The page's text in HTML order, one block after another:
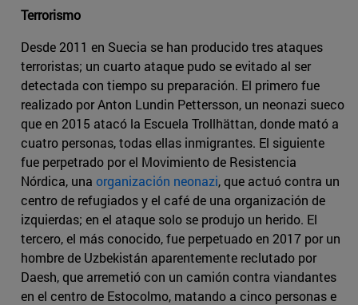
Terrorismo
Desde 2011 en Suecia se han producido tres ataques
terroristas; un cuarto ataque pudo se evitado al ser
detectada con tiempo su preparación. El primero fue
realizado por Anton Lundin Pettersson, un neonazi sueco
que en 2015 atacó la Escuela Trollhättan, donde mató a
cuatro personas, todas ellas inmigrantes. El siguiente
fue perpetrado por el Movimiento de Resistencia
Nórdica, una organización neonazi, que actuó contra un
centro de refugiados y el café de una organización de
izquierdas; en el ataque solo se produjo un herido. El
tercero, el más conocido, fue perpetuado en 2017 por un
hombre de Uzbekistán aparentemente reclutado por
Daesh, que arremetió con un camión contra viandantes
en el centro de Estocolmo, matando a cinco personas e